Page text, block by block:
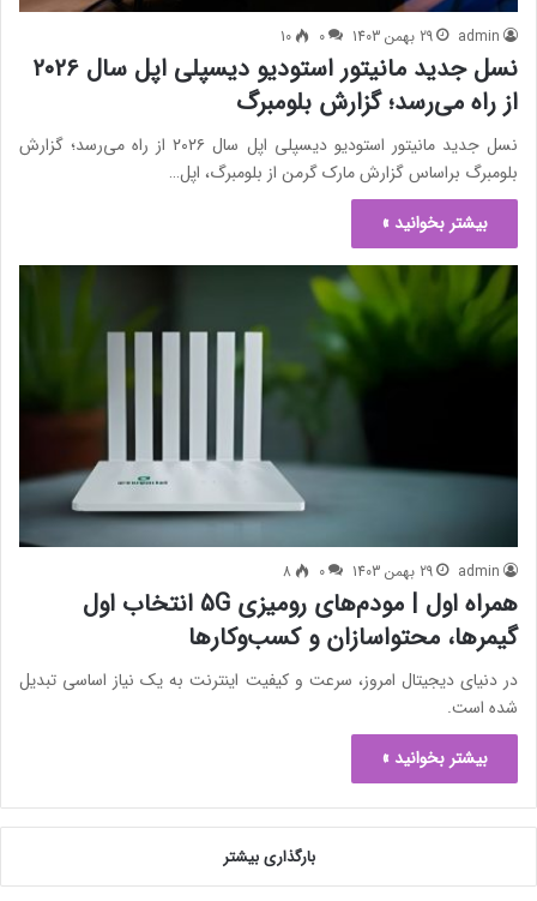
admin 29 بهمن 1403 0
10
نسل جدید مانیتور استودیو دیسپلی اپل سال ۲۰۲۶
از راه می‌رسد؛ گزارش بلومبرگ
نسل جدید مانیتور استودیو دیسپلی اپل سال ۲۰۲۶ از راه می‌رسد؛ گزارش
بلومبرگ براساس گزارش مارک گرمن از بلومبرگ، اپل…
بیشتر بخوانید »
admin 29 بهمن 1403 0
8
همراه اول | مودم‌های رومیزی 5G انتخاب اول
گیمرها، محتواسازان و کسب‌وکارها
در دنیای دیجیتال امروز، سرعت و کیفیت اینترنت به یک نیاز اساسی تبدیل
شده است.
بیشتر بخوانید »
بارگذاری بیشتر